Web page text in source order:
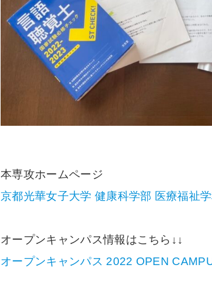
本専攻ホームページ
京都光華女子大学 健康科学部 医療福祉
オープンキャンパス情報はこちら↓↓
オープンキャンパス 2022 OPEN